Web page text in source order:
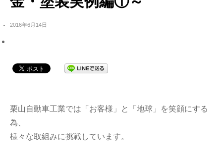
2016年6月14日
栗山自動車工業では「お客様」と「地球」を笑顔にする
為、
様々な取組みに挑戦しています。